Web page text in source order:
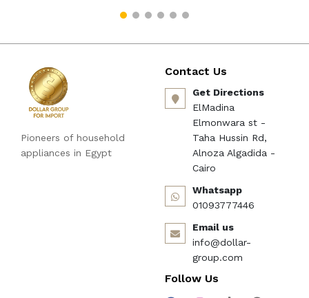
Pioneers of household
appliances in Egypt
Contact Us
Get Directions
ElMadina
Elmonwara st -
Taha Hussin Rd,
Alnoza Algadida -
Cairo
Whatsapp
01093777446
Email us
info@dollar-
group.com
Follow Us